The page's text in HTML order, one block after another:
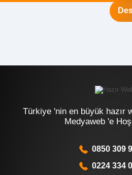
Türkiye 'nin en büyük hazır
Medyaweb 'e
0850 309
0224 334